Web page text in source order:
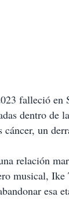
falleció en
dentro de
cáncer, un
relación
musical,
esa